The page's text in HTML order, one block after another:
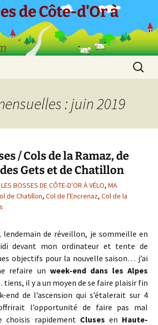
de Côte-d'Or à
: juin 2019
/ Cols de la Ramaz, de
Gets et de Chatillon
LES BOSSES DE CÔTE-D'OR À VÉLO, MA
de Chatillon, Col de l'Encrenaz, Col de la
lendemain de réveillon, je sommeille en
devant mon ordinateur et tente de
objectifs pour la nouvelle saison… j’ai
refaire un week-end dans les Alpes
il y a un moyen de se faire plaisir fin
end de l’ascension qui s’étalerait sur 4
l’opportunité de faire pas mal
choisis rapidement Cluses en Haute-